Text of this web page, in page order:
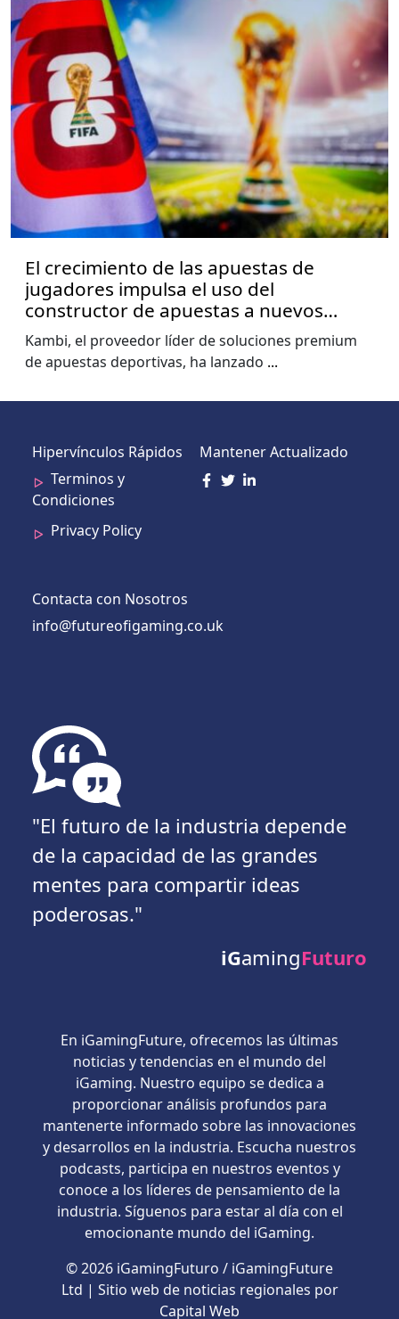
El crecimiento de las apuestas de
jugadores impulsa el uso del
constructor de apuestas a nuevos
niveles, muestra el informe de la Copa
del Mundo de Kambi
Kambi, el proveedor líder de soluciones premium
de apuestas deportivas, ha lanzado ...
Hipervínculos Rápidos
Terminos y
Condiciones
Privacy Policy
Mantener Actualizado
Contacta con Nosotros
info@futureofigaming.co.uk
"El futuro de la industria depende
de la capacidad de las grandes
mentes para compartir ideas
poderosas."
iGamingFuturo
En iGamingFuture, ofrecemos las últimas
noticias y tendencias en el mundo del
iGaming. Nuestro equipo se dedica a
proporcionar análisis profundos para
mantenerte informado sobre las innovaciones
y desarrollos en la industria. Escucha nuestros
podcasts, participa en nuestros eventos y
conoce a los líderes de pensamiento de la
industria. Síguenos para estar al día con el
emocionante mundo del iGaming.
© 2026 iGamingFuturo / iGamingFuture
Ltd | Sitio web de noticias regionales por
Capital Web